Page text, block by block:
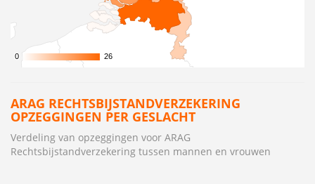
0
0 26
26
ARAG RECHTSBIJSTANDVERZEKERING
OPZEGGINGEN PER GESLACHT
Verdeling van opzeggingen voor ARAG
Rechtsbijstandverzekering tussen mannen en vrouwen